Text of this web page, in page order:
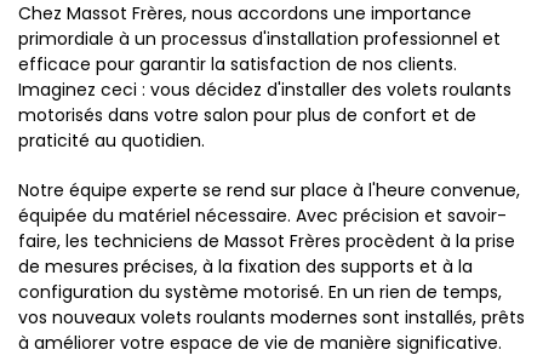
Chez Massot Frères, nous accordons une importance
primordiale à un processus d'installation professionnel et
efficace pour garantir la satisfaction de nos clients.
Imaginez ceci : vous décidez d'installer des volets roulants
motorisés dans votre salon pour plus de confort et de
praticité au quotidien.
Notre équipe experte se rend sur place à l'heure convenue,
équipée du matériel nécessaire. Avec précision et savoir-
faire, les techniciens de Massot Frères procèdent à la prise
de mesures précises, à la fixation des supports et à la
configuration du système motorisé. En un rien de temps,
vos nouveaux volets roulants modernes sont installés, prêts
à améliorer votre espace de vie de manière significative.